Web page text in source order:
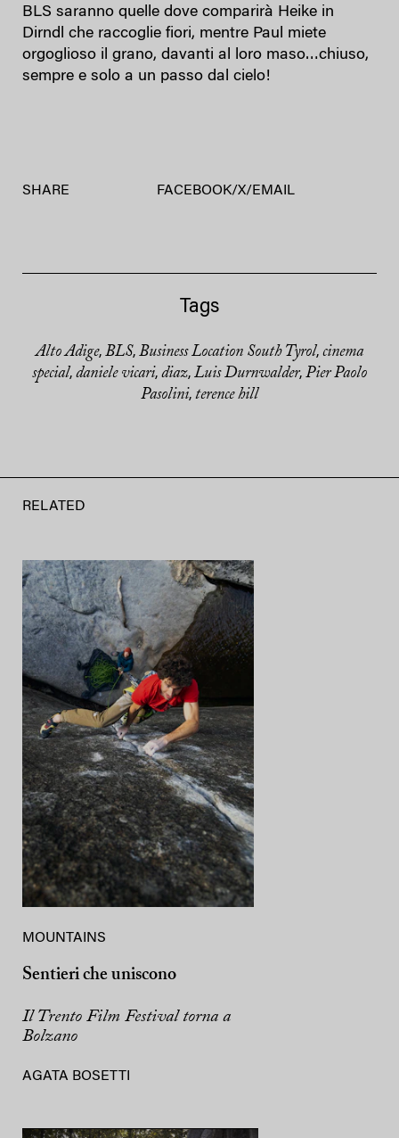
BLS saranno quelle dove comparirà Heike in
Dirndl che raccoglie fiori, mentre Paul miete
orgoglioso il grano, davanti al loro maso…chiuso,
sempre e solo a un passo dal cielo!
SHARE FACEBOOK/X/ EMAIL
Tags
Alto Adige, BLS, Business Location South Tyrol, cinema
special, daniele vicari, diaz, Luis Durnwalder, Pier Paolo
Pasolini, terence hill
RELATED
MOUNTAINS
Sentieri che uniscono
Il Trento Film Festival torna a
Bolzano
AGATA BOSETTI